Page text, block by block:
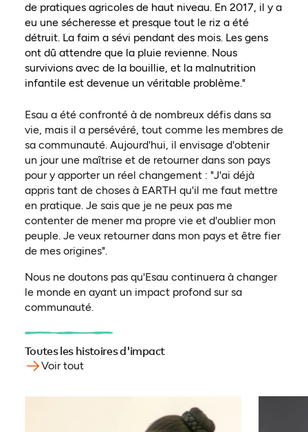
de pratiques agricoles de haut niveau. En 2017, il y a
eu une sécheresse et presque tout le riz a été
détruit. La faim a sévi pendant des mois. Les gens
ont dû attendre que la pluie revienne. Nous
survivions avec de la bouillie, et la malnutrition
infantile est devenue un véritable problème."
Esau a été confronté à de nombreux défis dans sa
vie, mais il a persévéré, tout comme les membres de
sa communauté. Aujourd'hui, il envisage d'obtenir
un jour une maîtrise et de retourner dans son pays
pour y apporter un réel changement : "J'ai déjà
appris tant de choses à EARTH qu'il me faut mettre
en pratique. Je sais que je ne peux pas me
contenter de mener ma propre vie et d'oublier mon
peuple. Je veux retourner dans mon pays et être fier
de mes origines".
Nous ne doutons pas qu'Esau continuera à changer
le monde en ayant un impact profond sur sa
communauté.
Toutes les histoires d'impact
Voir tout